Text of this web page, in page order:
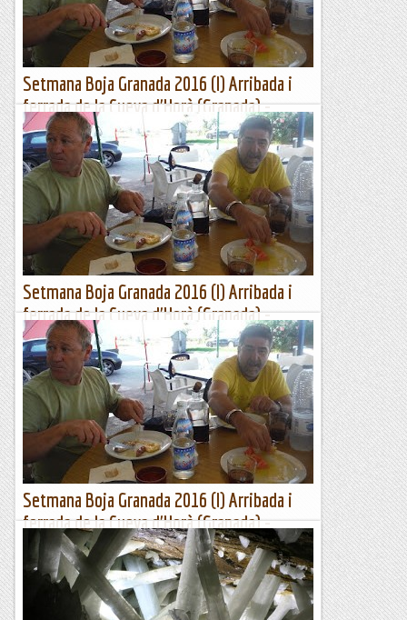
Espeleobloc
Setmana Boja Granada 2016 (I) Arribada i
ferrada de la Cueva d'Horà (Granada) -
Ferrada de Moclín
Bé amics, enguany tocava anar a terres andaluses amb certa
por per la calor que hi pogués fer.Només portavem dues
hores de viatge i ...ja estàvem endrapant. No sé per...
Com un vent en l'espai
Setmana Boja Granada 2016 (I) Arribada i
ferrada de la Cueva d'Horà (Granada) -
Ferrada de Moclín
Bé amics, enguany tocava anar a terres andaluses amb certa
por per la calor que hi pogués fer.Només portavem dues
hores de viatge i ...ja estàvem endrapant. No sé per...
Com un vent en l'espai
Setmana Boja Granada 2016 (I) Arribada i
ferrada de la Cueva d'Horà (Granada) -
Ferrada de Moclín
Bé amics, enguany tocava anar a terres andaluses amb certa
por per la calor que hi pogués fer.Només portavem dues
hores de viatge i ...ja estàvem endrapant. No sé per...